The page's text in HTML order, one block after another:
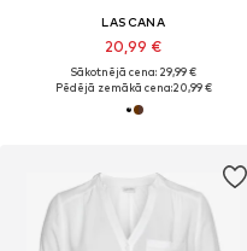
LASCANA
20,99 €
Sākotnējā cena: 29,99 €
Pēdējā zemākā cena:20,99 €